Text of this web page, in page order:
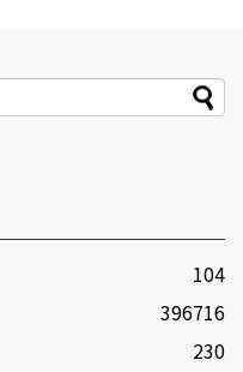
104
396716
230